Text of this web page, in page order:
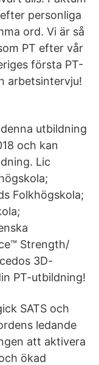
personliga
ord. Vi är så
PT efter vår
första PT-
arbetsintervju!
utbildning
och kan
Lic
Folkhögskola;
Strength/
3D-
PT-utbildning!
SATS och
ledande
att aktivera
ökad